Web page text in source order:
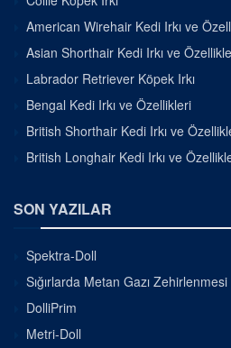
American Wirehair Kedi Irkı ve
Asian Shorthair Kedi Irkı ve
Labrador Retriever Köpek Irkı
Bengal Kedi Irkı ve Özellikleri
British Shorthair Kedi Irkı ve
British Longhair Kedi Irkı ve
SON YAZILAR
Spektra-Doll
Sığırlarda Metan Gazı Zehirlenmesi
DolliPrim
Metri-Doll